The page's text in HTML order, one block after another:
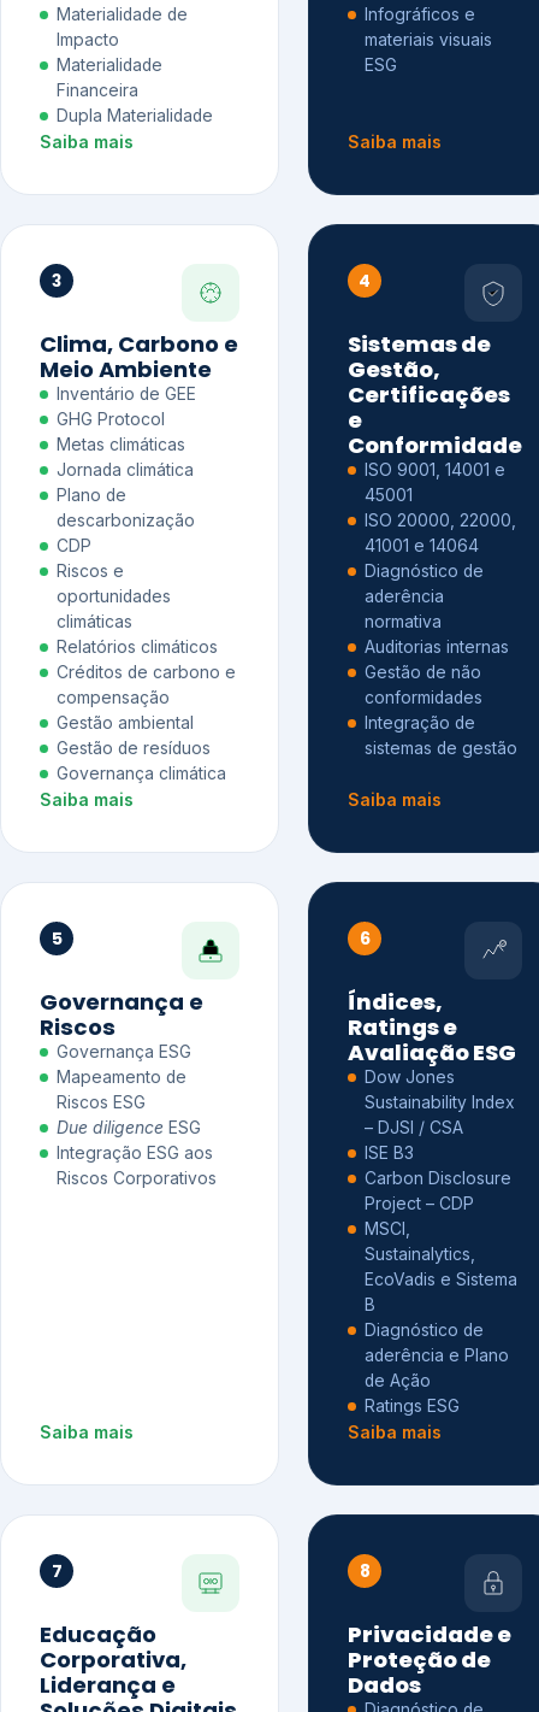
Materialidade de
Impacto
Materialidade
Financeira
Dupla Materialidade
Saiba mais
Infográficos e
materiais visuais
ESG
Saiba mais
3
Clima, Carbono e
Meio Ambiente
Inventário de GEE
GHG Protocol
Metas climáticas
Jornada climática
Plano de
descarbonização
CDP
Riscos e
oportunidades
climáticas
Relatórios climáticos
Créditos de carbono e
compensação
Gestão ambiental
Gestão de resíduos
Governança climática
Saiba mais
4
Sistemas de
Gestão,
Certificações
e
Conformidade
ISO 9001, 14001 e
45001
ISO 20000, 22000,
41001 e 14064
Diagnóstico de
aderência
normativa
Auditorias internas
Gestão de não
conformidades
Integração de
sistemas de gestão
Saiba mais
5
Governança e
Riscos
Governança ESG
Mapeamento de
Riscos ESG
Due diligence ESG
Integração ESG aos
Riscos Corporativos
Saiba mais
6
Índices,
Ratings e
Avaliação ESG
Dow Jones
Sustainability Index
– DJSI / CSA
ISE B3
Carbon Disclosure
Project – CDP
MSCI,
Sustainalytics,
EcoVadis e Sistema
B
Diagnóstico de
aderência e Plano
de Ação
Ratings ESG
Saiba mais
7
Educação
Corporativa,
Liderança e
8
Privacidade e
Proteção de
Dados